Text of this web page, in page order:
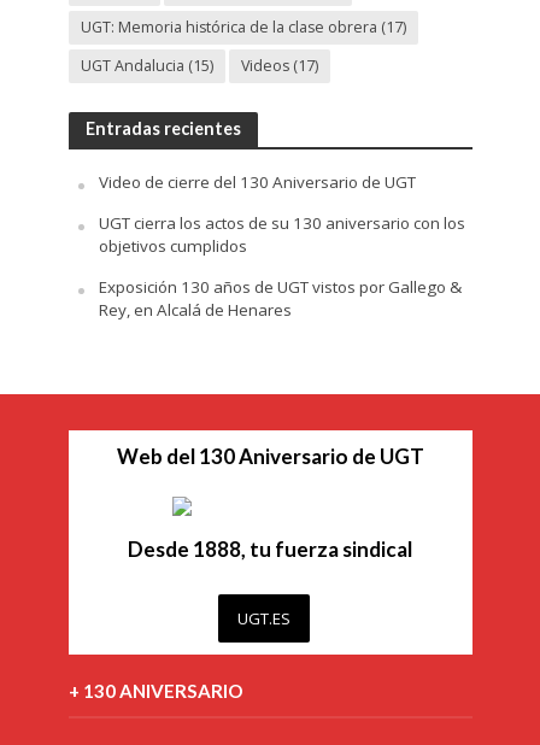
UGT: Memoria histórica de la clase obrera (17)
UGT Andalucia (15) Videos(17)
Entradas recientes
Video de cierre del 130 Aniversario de UGT
UGT cierra los actos de su 130 aniversario con los
objetivos cumplidos
Exposición 130 años de UGT vistos por Gallego &
Rey, en Alcalá de Henares
Web del 130 Aniversario de UGT
Desde 1888, tu fuerza sindical
UGT.ES
+ 130 ANIVERSARIO